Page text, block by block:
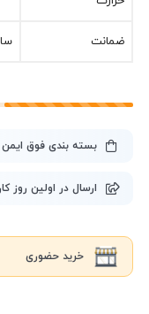
ضمانت
بسته بندی فوق
ارسال در اولین
خرید حضوری